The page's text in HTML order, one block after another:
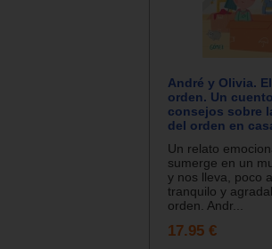
André y Olivia.
orden. Un
consejos sobre
del orden en
Un relato
sumerge en un
y nos lleva, poco
tranquilo y
orden. Andr...
17.95 €